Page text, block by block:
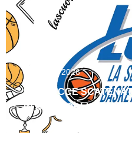
Agosto 6, 2026
LSB LECCE
IN BIANCOBLU